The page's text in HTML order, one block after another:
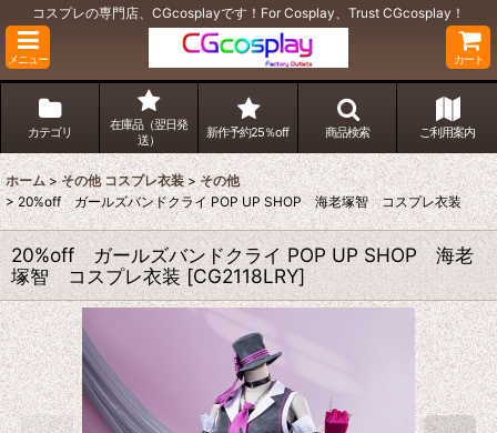
コスプレの専門店、CGcosplayです！For Cosplay、Trust CGcosplay！
メニュー カート
カテゴリ
在庫品（翌日発
送）
新作予約25％off 商品検索 ご利用案内
ホーム > その他 コスプレ衣装 > その他
> 20%off ガールズバンドクライ POP UP SHOP 海老塚智 コスプレ衣装
20%off ガールズバンドクライ POP UP SHOP 海老
塚智 コスプレ衣装 [CG2118LRY]